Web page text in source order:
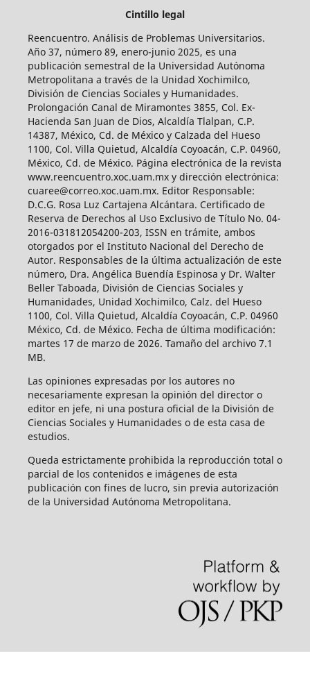
Cintillo legal
Reencuentro. Análisis de Problemas Universitarios.
Año 37, número 89, enero-junio 2025, es una
publicación semestral de la Universidad Autónoma
Metropolitana a través de la Unidad Xochimilco,
División de Ciencias Sociales y Humanidades.
Prolongación Canal de Miramontes 3855, Col. Ex-
Hacienda San Juan de Dios, Alcaldía Tlalpan, C.P.
14387, México, Cd. de México y Calzada del Hueso
1100, Col. Villa Quietud, Alcaldía Coyoacán, C.P. 04960,
México, Cd. de México. Página electrónica de la revista
www.reencuentro.xoc.uam.mx y dirección electrónica:
cuaree@correo.xoc.uam.mx. Editor Responsable:
D.C.G. Rosa Luz Cartajena Alcántara. Certificado de
Reserva de Derechos al Uso Exclusivo de Título No. 04-
2016-031812054200-203, ISSN en trámite, ambos
otorgados por el Instituto Nacional del Derecho de
Autor. Responsables de la última actualización de este
número, Dra. Angélica Buendía Espinosa y Dr. Walter
Beller Taboada, División de Ciencias Sociales y
Humanidades, Unidad Xochimilco, Calz. del Hueso
1100, Col. Villa Quietud, Alcaldía Coyoacán, C.P. 04960
México, Cd. de México. Fecha de última modificación:
martes 17 de marzo de 2026. Tamaño del archivo 7.1
MB.
Las opiniones expresadas por los autores no
necesariamente expresan la opinión del director o
editor en jefe, ni una postura oficial de la División de
Ciencias Sociales y Humanidades o de esta casa de
estudios.
Queda estrictamente prohibida la reproducción total o
parcial de los contenidos e imágenes de esta
publicación con fines de lucro, sin previa autorización
de la Universidad Autónoma Metropolitana.